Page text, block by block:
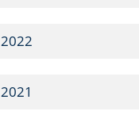
2022
2021